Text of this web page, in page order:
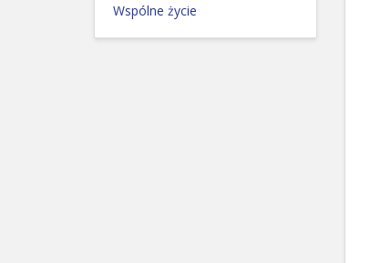
Wspólne życie